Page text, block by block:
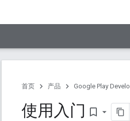
首页 产品 Google Play
使用入门 bookmark_border